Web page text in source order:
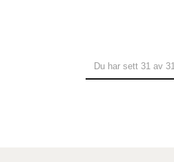
Du har sett 31 av